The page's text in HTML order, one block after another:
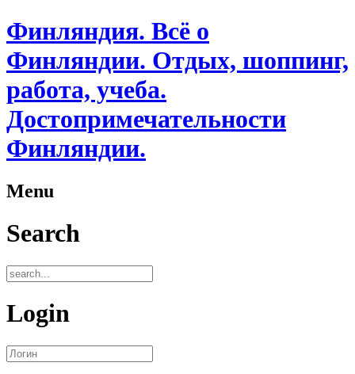
Финляндия. Всё о
Финляндии. Отдых, шоппинг,
работа, учеба.
Достопримечательности
Финляндии.
Menu
Search
Login